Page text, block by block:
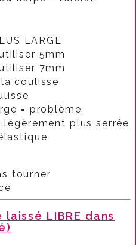
LARGE
5mm
7mm
coulisse
= problème
légèrement plus serrée
tourner
LIBRE dans